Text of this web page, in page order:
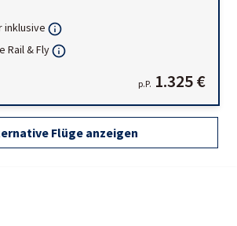
inklusive
Rail & Fly
p.P. 1.325 €
Flüge anzeigen